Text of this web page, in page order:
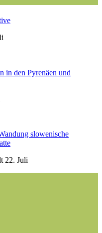
in den Pyrenäen und
slowenische
22. Juli